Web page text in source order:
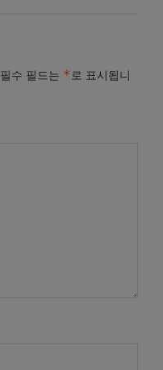
필수 필드는 *로 표시됩니